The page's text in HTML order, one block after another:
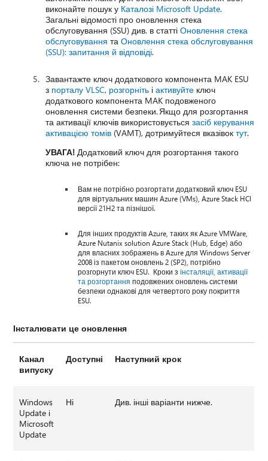
виконайте пошук у Каталозі Microsoft Update.
Загальні відомості про оновлення стека
обслуговування (SSU) див. в статтіОновлення стека
обслуговування таОновлення стека обслуговування
(SSU): запитання й відповіді.
Завантажте ключ додаткового компонента MAK ESU
з порталу VLSC, розгорніть іактивуйте ключ
додаткового компонента MAK подовженого
оновлення системи безпеки. Якщо для розгортання
та активації ключів використовуєтьсязасіб керування
активацією томів (VAMT), дотримуйтеся вказівоктут.
УВАГА! Додатковий ключ для розгортання такого
ключа не потрібен:
Вам не потрібно розгортати додатковий ключ ESU
для віртуальних машин Azure (VMs), Azure Stack HCI
версії 21H2 та пізнішої.
Для інших продуктів Azure, таких як Azure VMWare,
Azure Nutanix solution Azure Stack (Hub, Edge) або
для власних зображень в Azure для Windows Server
2008 із пакетом оновлень 2 (SP2), потрібно
розгорнути ключ ESU. Кроки зінсталяції, активації
та розгортання подовжених оновлень системи
безпеки однакові для четвертого року покриття
ESU.
Інсталювати це оновлення
Канал
випуску
Доступні Наступний крок
Windows
Update і
Microsoft
Update
Ні Див. інші варіанти нижче.